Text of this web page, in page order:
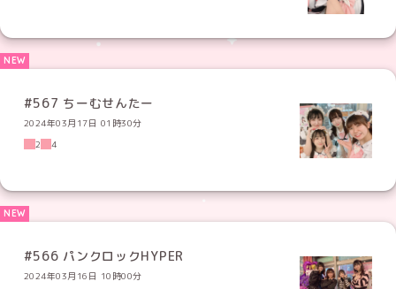
#567 ちーむせんたー
2024年03月17日 01時30分
2
4
#566 パンクロックHYPER
2024年03月16日 10時00分